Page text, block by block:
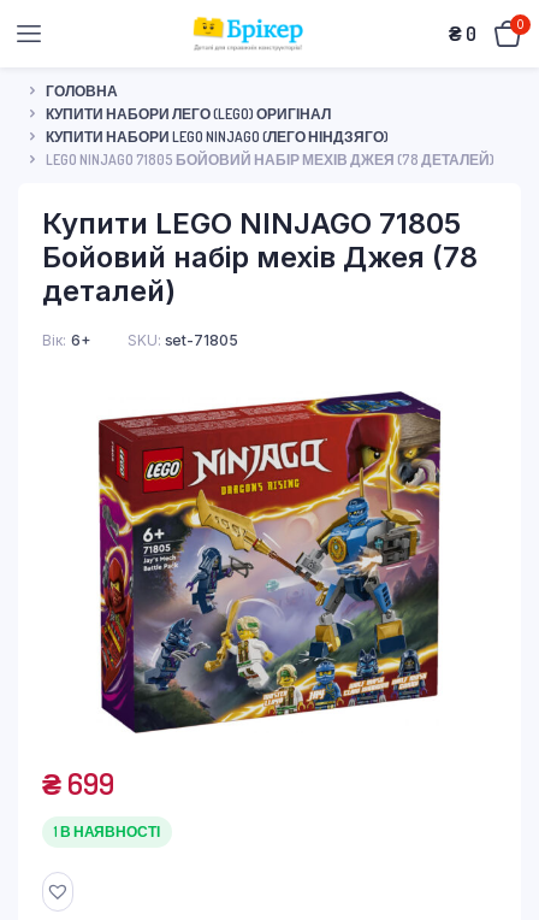
₴ 0 0
ГОЛОВНА
КУПИТИ НАБОРИ ЛЕГО (LEGO) ОРИГІНАЛ
КУПИТИ НАБОРИ LEGO NINJAGO (ЛЕГО НІНДЗЯГО)
LEGO NINJAGO 71805 БОЙОВИЙ НАБІР МЕХІВ ДЖЕЯ (78 ДЕТАЛЕЙ)
Купити LEGO NINJAGO 71805
Бойовий набір мехів Джея (78
деталей)
Вік 6+ SKU: set-71805
₴699
1 В НАЯВНОСТІ